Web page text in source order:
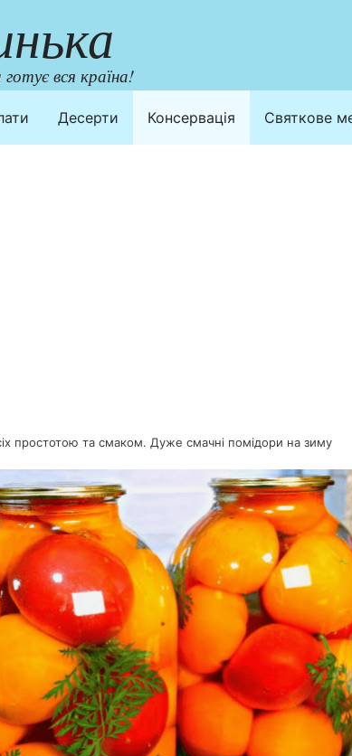
вся країна!
Десерти Консервація Святкове
простотою та смаком. Дуже смачні помідори на зиму